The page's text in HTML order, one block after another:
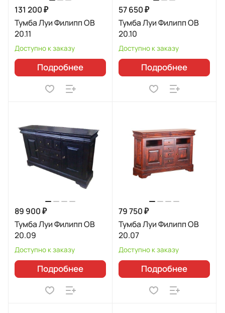
131 200 ₽
Тумба Луи Филипп ОВ
20.11
Доступно к заказу
Подробнее
57 650 ₽
Тумба Луи Филипп ОВ
20.10
Доступно к заказу
Подробнее
89 900 ₽
Тумба Луи Филипп ОВ
20.09
Доступно к заказу
Подробнее
79 750 ₽
Тумба Луи Филипп ОВ
20.07
Доступно к заказу
Подробнее